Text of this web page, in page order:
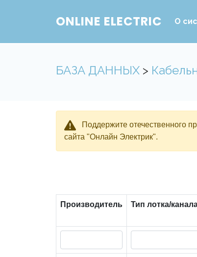
ONLINE ELECTRIC О
БАЗА ДАННЫХ >
Поддержите отечественного
сайта "Онлайн Электрик".
Производитель
Тип лотка/